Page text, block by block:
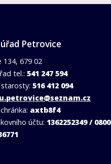
Petrovice
134, 679 02
tel.: 541 247 594
516 412 094
axtb8f4
účtu: 1362252349 / 0800